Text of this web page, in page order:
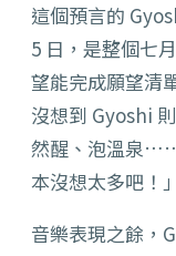
這個預言的
5 日，是整個七
望能完成願望清
沒想到 Gyoshi
然醒、泡溫泉
本沒想太多吧！
音樂表現之餘，